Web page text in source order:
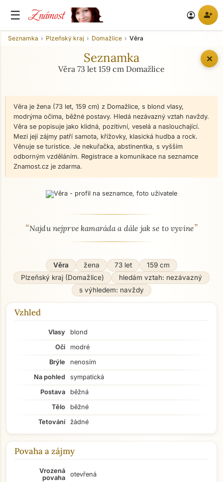
☰ Známost account_circle person_add
✕
Seznamka Plzeňský kraj Domažlice Věra
Seznamka
Věra 73 let 159 cm Domažlice
Věra je žena (73 let, 159 cm) z Domažlice, s blond vlasy,
modrýma očima, běžné postavy. Hledá nezávazný vztah navždy.
Věra se popisuje jako klidná, pozitivní, veselá a naslouchající.
Mezi její zájmy patří samota, křížovky, klasická hudba a rock.
Věnuje se turistice. Je nekuřačka, abstinentka, s vyšším
odborným vzděláním. Registrace a komunikace na seznamce
Znamost.cz je zdarma.
O mně - seznamka profil
“Najdu nejprve kamaráda a dále jak se to vyvine”
Věra žena 73 let
159 cm
Plzeňský kraj (Domažlice)
hledám vztah: nezávazný
s výhledem: navždy
Vzhled
Vlasy
blond
Oči
modré
Brýle
nenosím
Na pohled
sympatická
Postava
běžná
Tělo
běžné
Tetování
žádné
Povaha a zájmy
Vrozená
povaha
otevřená